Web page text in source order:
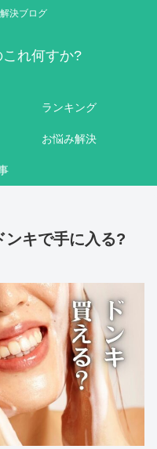
決ブログ
れ何すか?
ランキング
お悩み解決
ンキで手に入る?